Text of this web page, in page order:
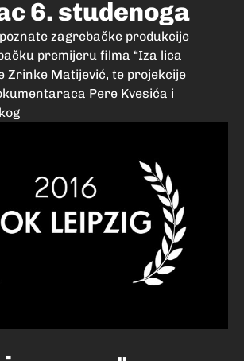
6. studenoga
zagrebačke produkcije
premijeru filma “Iza lica
Zrinke Matijević, te projekcije
Pere Kvesića i